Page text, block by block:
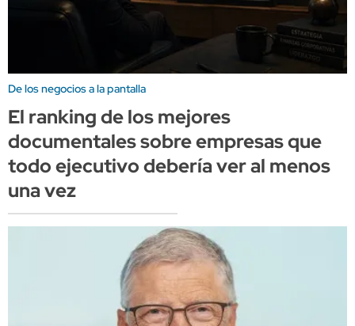
De los negocios a la pantalla
El ranking de los mejores
documentales sobre empresas que
todo ejecutivo debería ver al menos
una vez